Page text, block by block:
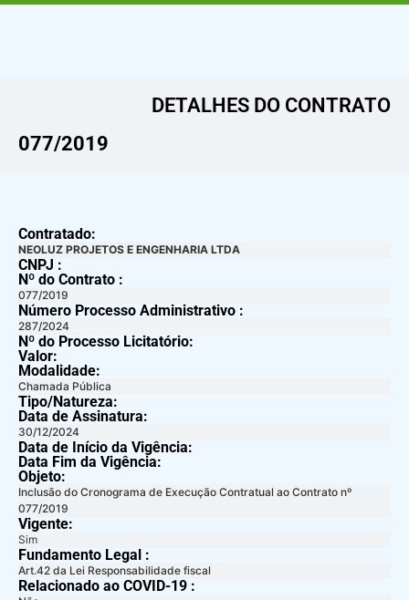
DETALHES DO CONTRATO​
077/2019
Contratado:
NEOLUZ PROJETOS E ENGENHARIA LTDA
CNPJ :
Nº do Contrato :
077/2019
Número Processo Administrativo :
287/2024
Nº do Processo Licitatório:
Valor:
Modalidade:
Chamada Pública
Tipo/Natureza:
Data de Assinatura:
30/12/2024
Data de Início da Vigência:
Data Fim da Vigência:
Objeto:
Inclusão do Cronograma de Execução Contratual ao Contrato nº
077/2019
Vigente:
Sim
Fundamento Legal :​
Art.42 da Lei Responsabilidade fiscal
Relacionado ao COVID-19 :​